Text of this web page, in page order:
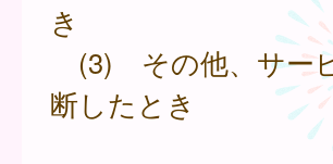
き
(3) その他、サー
断したとき